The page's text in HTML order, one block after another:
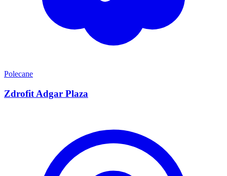
Polecane
Zdrofit Adgar Plaza